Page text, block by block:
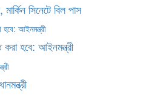
সিনেটে বিল পাস
করা হবে: আইনমন্ত্রী